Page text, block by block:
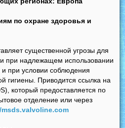
по охране здоровья и
существенной угрозы для
при надлежащем использовании
при условии соблюдения
гигиены. Приводится ссылка на
который предоставляется по
отделение или через